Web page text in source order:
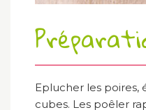
Eplucher les
cubes. Les poêler